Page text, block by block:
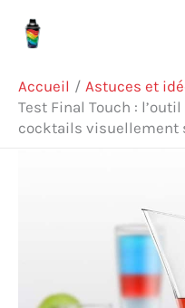
Accueil
Astuces et
Test Final Touch :
cocktails visuellement
Rechercher